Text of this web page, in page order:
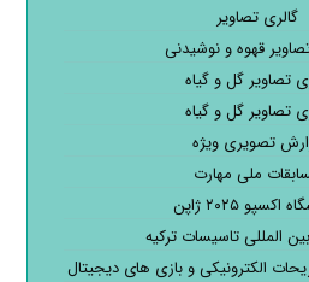
گالری تصاویر
قهوه و نوشیدنی
تصاویر گل و گیاه
تصاویر گل و گیاه
تصویری ویژه
ملی مهارت
۲۰۲۵ ژاپن
المللی تاسیسات ترکیه
الکترونیکی و بازی های دیجیتال